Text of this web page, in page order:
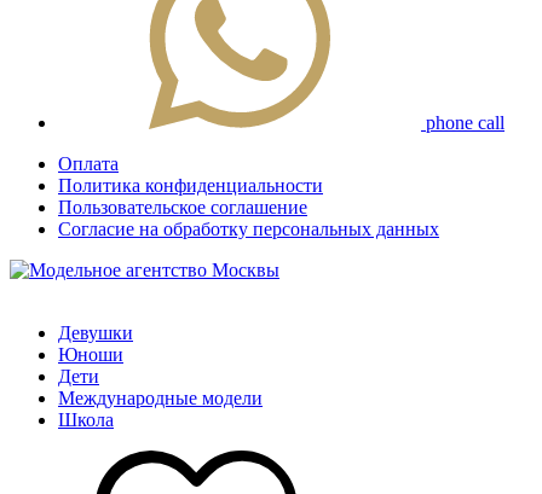
phone call
Оплата
Политика конфиденциальности
Пользовательское соглашение
Согласие на обработку персональных данных
Девушки
Юноши
Дети
Международные модели
Школа